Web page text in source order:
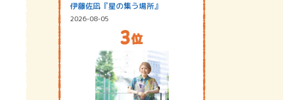
伊藤佐凪『星の集う場所』
2026-08-05